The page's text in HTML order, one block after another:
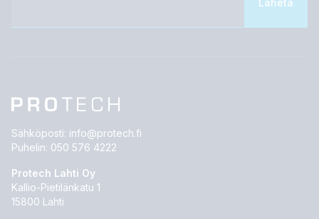
Sähköposti: info@protech.fi
Puhelin: 050 576 4222
Protech Lahti Oy
Kallio-Pietilänkatu 1
15800 Lahti